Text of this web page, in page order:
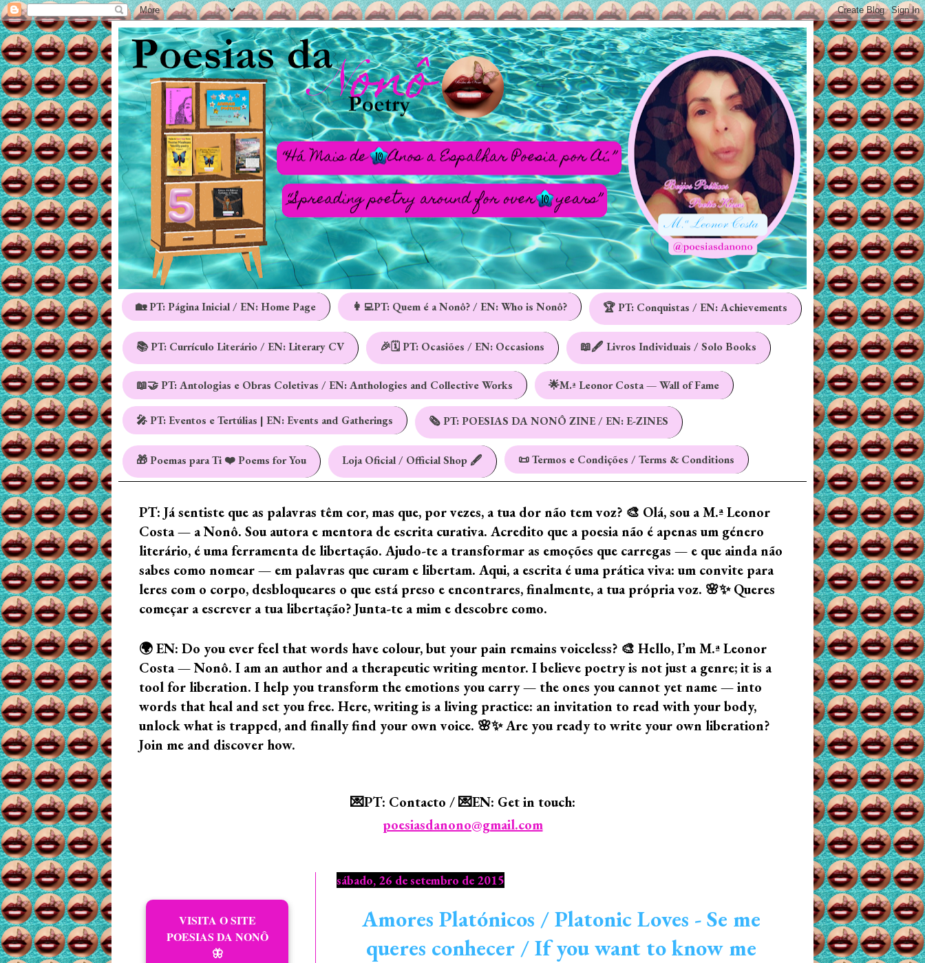
🏡 PT: Página Inicial / EN: Home Page 👩‍💻PT: Quem é a Nonô? / EN: Who is Nonô? 🏆 PT: Conquistas / EN: Achievements
📚 PT: Currículo Literário / EN: Literary CV 🎉🗓️ PT: Ocasiões / EN: Occasions 📖🖋️ Livros Individuais / Solo Books
📖🤝 PT: Antologias e Obras Coletivas / EN: Anthologies and Collective Works 🌟M.ª Leonor Costa — Wall of Fame
🎤 PT: Eventos e Tertúlias | EN: Events and Gatherings 🗞️ PT: POESIAS DA NONÔ ZINE / EN: E-ZINES
🎁 Poemas para Ti ❤️ Poems for You Loja Oficial / Official Shop 🖋️ 📜 Termos e Condições / Terms & Conditions
PT: Já sentiste que as palavras têm cor, mas que, por vezes, a tua dor não tem voz? 🎨 Olá, sou a M.ª Leonor
Costa — a Nonô. Sou autora e mentora de escrita curativa. Acredito que a poesia não é apenas um género
literário, é uma ferramenta de libertação. Ajudo-te a transformar as emoções que carregas — e que ainda não
sabes como nomear — em palavras que curam e libertam. Aqui, a escrita é uma prática viva: um convite para
leres com o corpo, desbloqueares o que está preso e encontrares, finalmente, a tua própria voz. 🌸✨ Queres
começar a escrever a tua libertação? Junta-te a mim e descobre como.
🌍 EN: Do you ever feel that words have colour, but your pain remains voiceless? 🎨 Hello, I’m M.ª Leonor
Costa — Nonô. I am an author and a therapeutic writing mentor. I believe poetry is not just a genre; it is a
tool for liberation. I help you transform the emotions you carry — the ones you cannot yet name — into
words that heal and set you free. Here, writing is a living practice: an invitation to read with your body,
unlock what is trapped, and finally find your own voice. 🌸✨ Are you ready to write your own liberation?
Join me and discover how.
💌PT: Contacto / 💌EN: Get in touch:
poesiasdanono@gmail.com
sábado, 26 de setembro de 2015
Amores Platónicos / Platonic Loves - Se me
queres conhecer / If you want to know me
VISITA O SITE
POESIAS DA NONÔ
🦋